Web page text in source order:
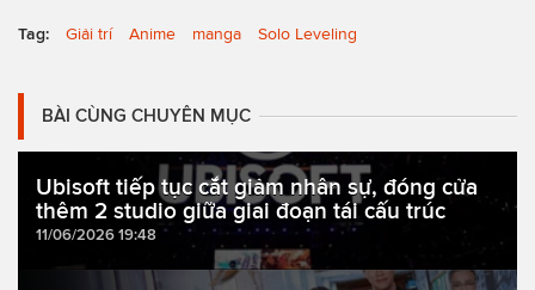
Tag: Giải trí Anime manga Solo Leveling
BÀI CÙNG CHUYÊN MỤC
Ubisoft tiếp tục cắt giảm nhân sự, đóng cửa
thêm 2 studio giữa giai đoạn tái cấu trúc
11/06/2026 19:48